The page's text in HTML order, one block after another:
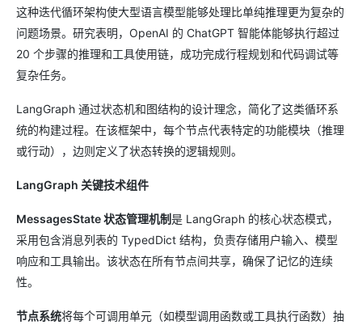
这种迭代循环架构使大型语言模型能够处理比单纯推理更为复杂的
问题场景。研究表明，OpenAI 的 ChatGPT 智能体能够执行超过
20 个步骤的推理和工具使用链，成功完成行程规划和代码调试等
复杂任务。
LangGraph 通过状态机和图结构的设计理念，简化了这类循环系
统的构建过程。在该框架中，每个节点代表特定的功能模块（推理
或行动），边则定义了状态转换的逻辑规则。
LangGraph 关键技术组件
MessagesState 状态管理机制是 LangGraph 的核心状态模式，
采用包含消息列表的 TypedDict 结构，负责存储用户输入、模型
响应和工具输出。该状态在所有节点间共享，确保了记忆的连续
性。
节点系统将每个可调用单元（如模型调用函数或工具执行函数）抽